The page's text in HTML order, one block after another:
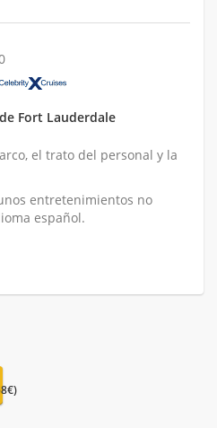
Fort Lauderdale
el trato del personal y la
entretenimientos no
español.